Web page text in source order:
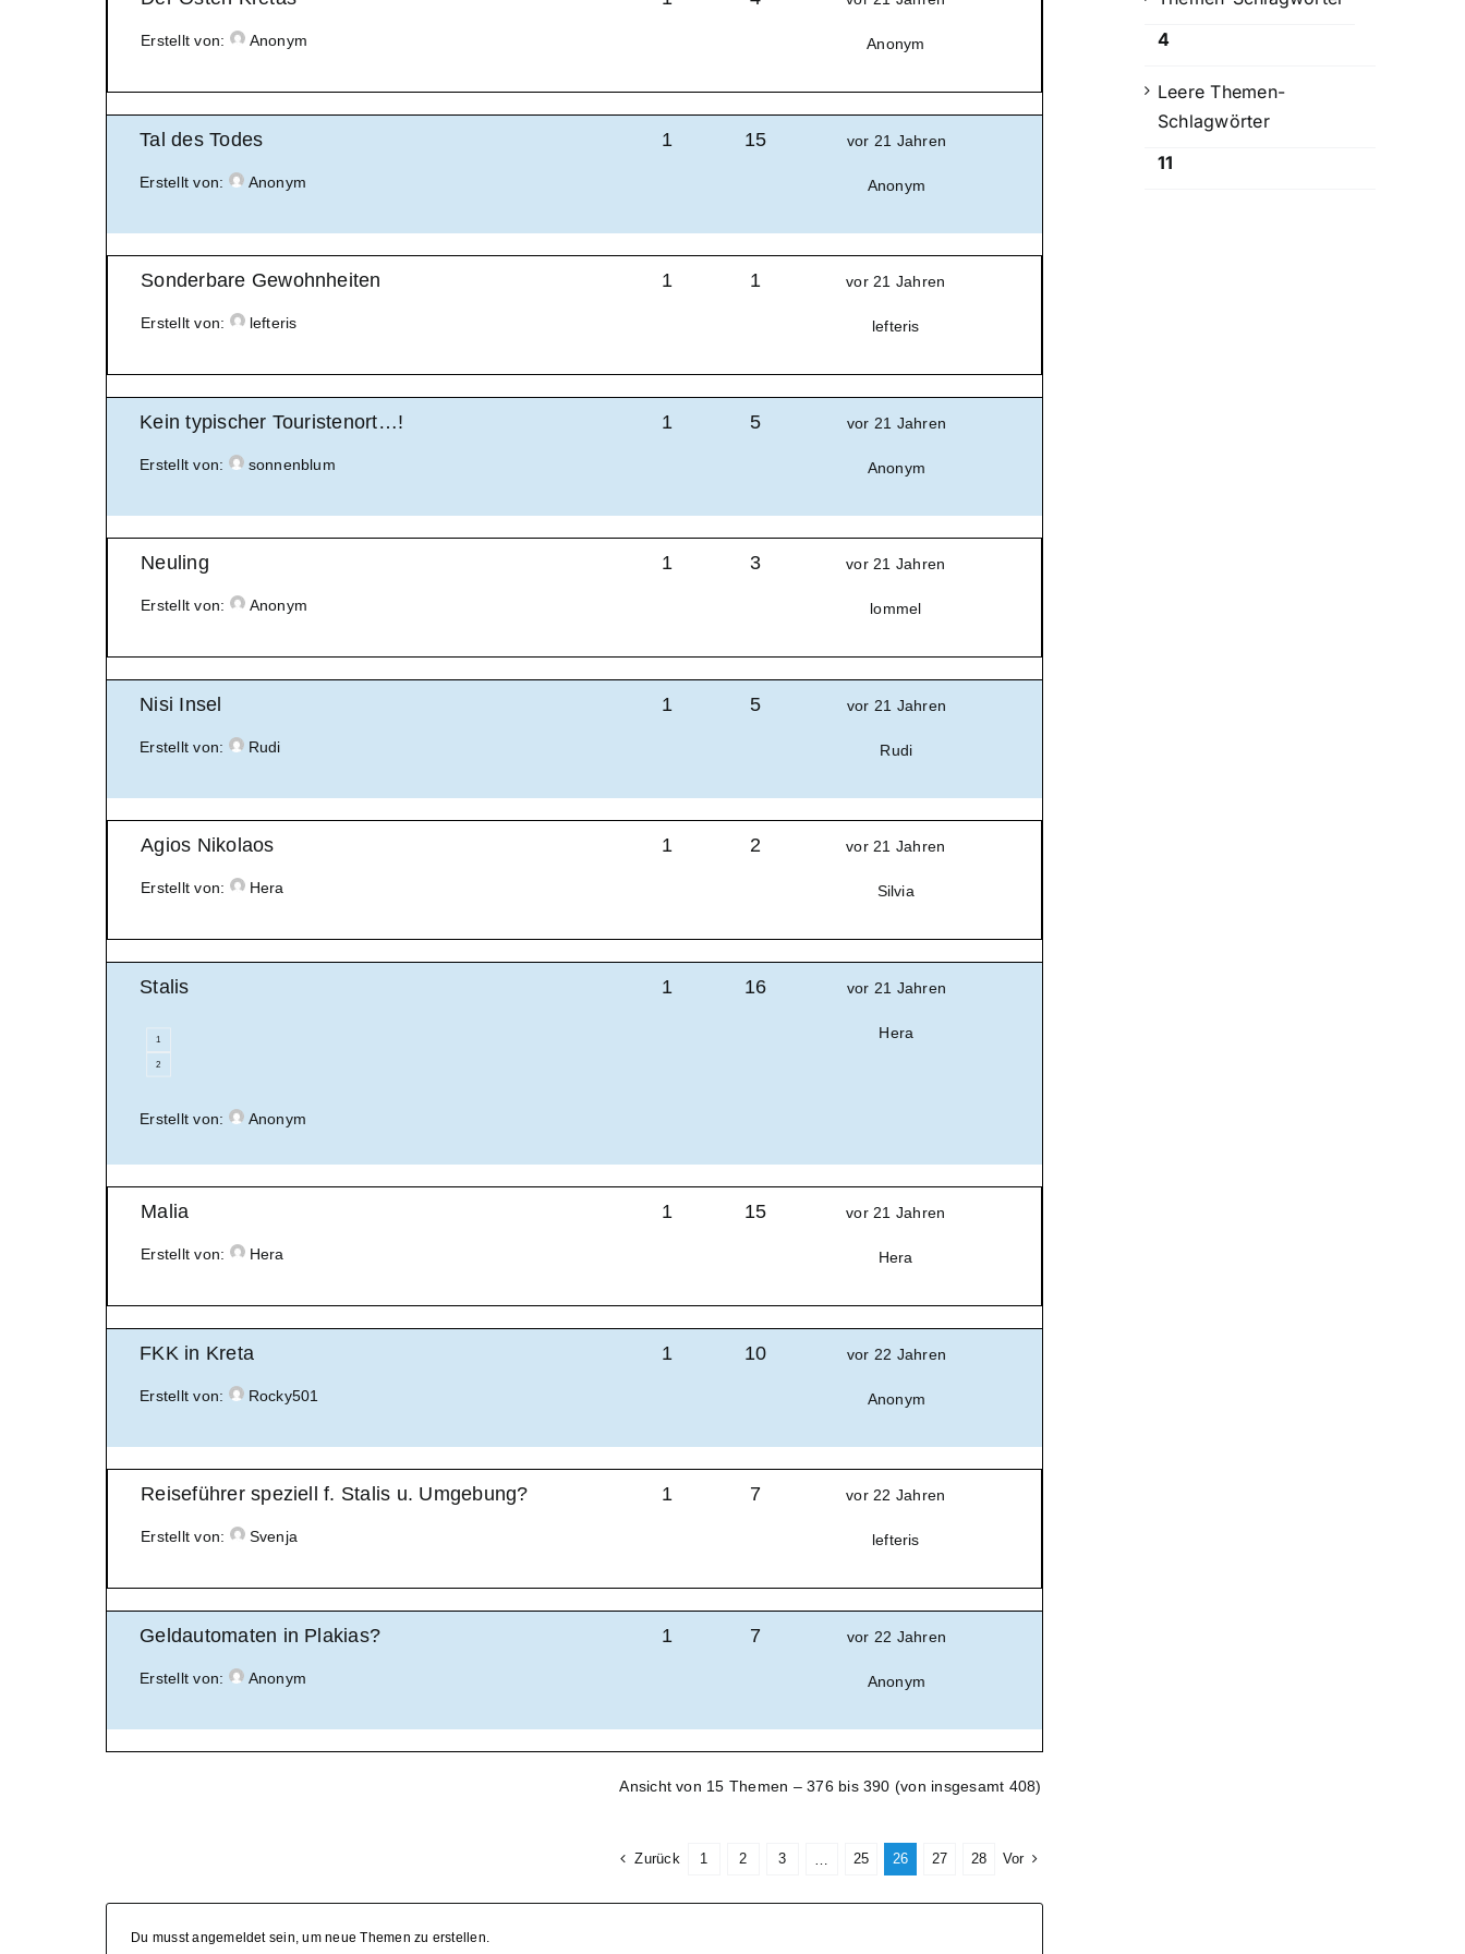
Erstellt von: Anonym Anonym
Tal des Todes
Erstellt von: Anonym
1 15 vor 21 Jahren
Anonym
Sonderbare Gewohnheiten
Erstellt von: lefteris
1 1 vor 21 Jahren
lefteris
Kein typischer Touristenort…!
Erstellt von: sonnenblum
1 5 vor 21 Jahren
Anonym
Neuling
Erstellt von: Anonym
1 3 vor 21 Jahren
lommel
Nisi Insel
Erstellt von: Rudi
1 5 vor 21 Jahren
Rudi
Agios Nikolaos
Erstellt von: Hera
1 2 vor 21 Jahren
Silvia
Stalis
1
2
Erstellt von: Anonym
1 16 vor 21 Jahren
Hera
Malia
Erstellt von: Hera
1 15 vor 21 Jahren
Hera
FKK in Kreta
Erstellt von: Rocky501
1 10 vor 22 Jahren
Anonym
Reiseführer speziell f. Stalis u. Umgebung?
Erstellt von: Svenja
1 7 vor 22 Jahren
lefteris
Geldautomaten in Plakias?
Erstellt von: Anonym
1 7 vor 22 Jahren
Anonym
Ansicht von 15 Themen – 376 bis 390 (von insgesamt 408)
Zurück 1 2 3 25 26 27 28 Vor
Du musst angemeldet sein, um neue Themen zu erstellen.
4
Leere Themen-
Schlagwörter
11